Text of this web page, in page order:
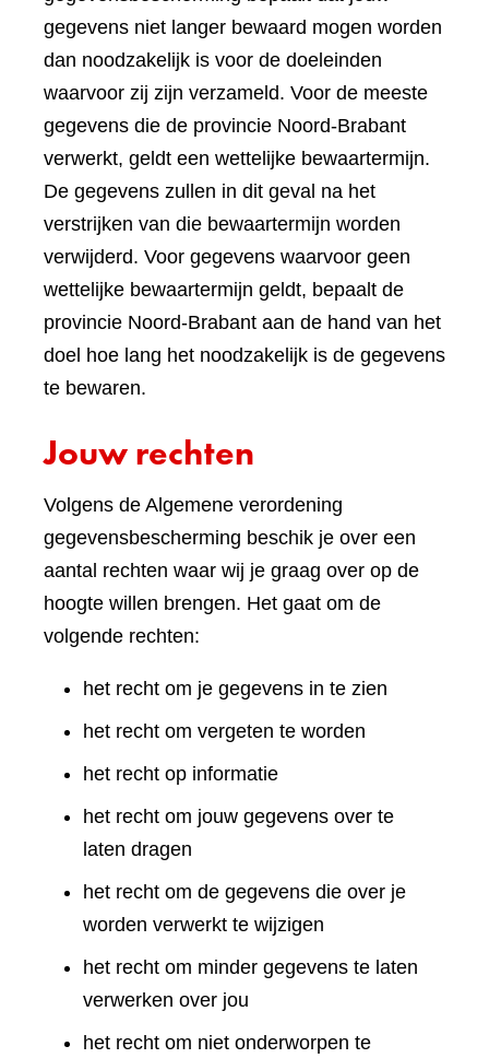
gegevens niet langer bewaard mogen worden
dan noodzakelijk is voor de doeleinden
waarvoor zij zijn verzameld. Voor de meeste
gegevens die de provincie Noord-Brabant
verwerkt, geldt een wettelijke bewaartermijn.
De gegevens zullen in dit geval na het
verstrijken van die bewaartermijn worden
verwijderd. Voor gegevens waarvoor geen
wettelijke bewaartermijn geldt, bepaalt de
provincie Noord-Brabant aan de hand van het
doel hoe lang het noodzakelijk is de gegevens
te bewaren.
Jouw rechten
Volgens de Algemene verordening
gegevensbescherming beschik je over een
aantal rechten waar wij je graag over op de
hoogte willen brengen. Het gaat om de
volgende rechten:
het recht om je gegevens in te zien
het recht om vergeten te worden
het recht op informatie
het recht om jouw gegevens over te
laten dragen
het recht om de gegevens die over je
worden verwerkt te wijzigen
het recht om minder gegevens te laten
verwerken over jou
het recht om niet onderworpen te